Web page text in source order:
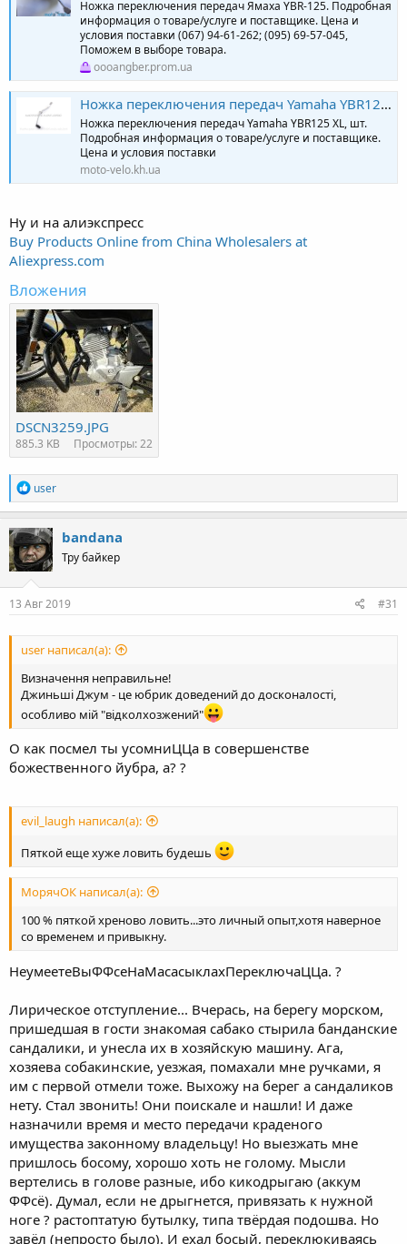
Ножка переключения передач Ямаха YBR-125. Подробная
информация о товаре/услуге и поставщике. Цена и
условия поставки (067) 94-61-262; (095) 69-57-045,
Поможем в выборе товара.
oooangber.prom.ua
Ножка переключения передач Yamaha YBR125 XL, шт: продажа, цена в Харькове. Шестерни трансмиссии от "Moto-Velo" - 924669564
Ножка переключения передач Yamaha YBR125 XL, шт.
Подробная информация о товаре/услуге и поставщике.
Цена и условия поставки
moto-velo.kh.ua
Ну и на алиэкспресс
Buy Products Online from China Wholesalers at
Aliexpress.com
Вложения
DSCN3259.JPG
885.3 KB Просмотры: 22
R
e
a
c
t
i
o
n
s
user
bandana
Тру байкер
13 Авг 2019 #31
user написал(а):
Визначення неправильне!
Джиньші Джум - це юбрик доведений до досконалості,
особливо мій "відколхозжений"
О как посмел ты усомниЦЦа в совершенстве
божественного йубра, а? ?
evil_laugh написал(а):
Пяткой еще хуже ловить будешь
МорячОК написал(а):
100 % пяткой хреново ловить...это личный опыт,хотя наверное
со временем и привыкну.
НеумеетеВыФФсеНаМасасыклахПереключаЦЦа. ?
Лирическое отступление... Вчерась, на берегу морском,
пришедшая в гости знакомая сабако стырила банданские
сандалики, и унесла их в хозяйскую машину. Ага,
хозяева собакинские, уезжая, помахали мне ручками, я
им с первой отмели тоже. Выхожу на берег а сандаликов
нету. Стал звонить! Они поискале и нашли! И даже
назначили время и место передачи краденого
имущества законному владельцу! Но выезжать мне
пришлось босому, хорошо хоть не голому. Мысли
вертелись в голове разные, ибо кикодрыгаю (аккум
ФФсё). Думал, если не дрыгнется, привязать к нужной
ноге ? растоптатую бутылку, типа твёрдая подошва. Но
завёл (непросто было). И ехал босый, переклюкиваясь